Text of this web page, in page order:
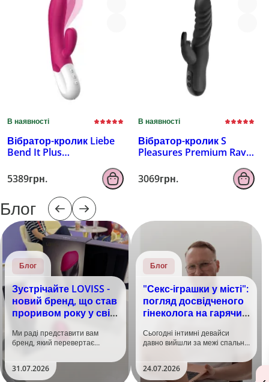
В наявності
Вібратор-кролик Liebe
Bend It Plus
гнучкий, 2 мотори, 10
режимів
5389грн.
В наявності
Вібратор-кролик S
Pleasures Premium Rave
3069грн.
Блог
Блог
Зустрічайте LOVISS -
новий бренд, що став
проривом року у світі
Ми раді представити вам
бренд, який перевертає
та вже встиг стати сенсацією
на міжнародній виставці API
31.07.2026
Блог
"Секс-іграшки у місті":
погляд досвідченого
гінеколога на гарячий
Сьогодні інтимні девайси
давно вийшли за межі спальні.
безшумні моторчики та
стильний дизайн перетворили
24.07.2026